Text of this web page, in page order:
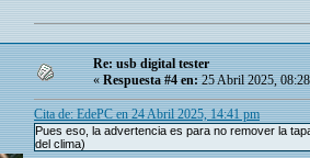
Re: usb digital tester
«Respuesta #4 en:25 Abril 2025,
Cita de: EdePC en 24 Abril 2025, 14:41 pm
Pues eso, la advertencia es para no remover la
del clima)